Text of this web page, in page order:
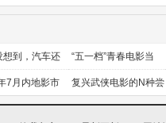
想到，汽车还
？
“五一档”青春电影当
道
7月内地影市 复兴武侠电影的N种尝
试